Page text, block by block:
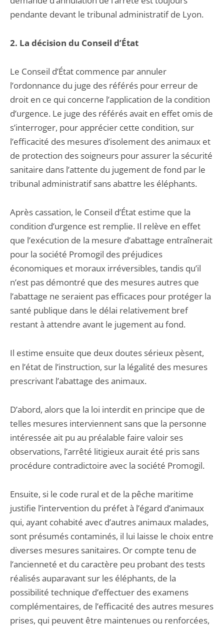
pendante devant le tribunal administratif de Lyon.
2. La décision du Conseil d’État
Le Conseil d’État commence par annuler
l’ordonnance du juge des référés pour erreur de
droit en ce qui concerne l’application de la condition
d’urgence. Le juge des référés avait en effet omis de
s’interroger, pour apprécier cette condition, sur
l’efficacité des mesures d’isolement des animaux et
de protection des soigneurs pour assurer la sécurité
sanitaire dans l’attente du jugement de fond par le
tribunal administratif sans abattre les éléphants.
Après cassation, le Conseil d’État estime que la
condition d’urgence est remplie. Il relève en effet
que l’exécution de la mesure d’abattage entraînerait
pour la société Promogil des préjudices
économiques et moraux irréversibles, tandis qu’il
n’est pas démontré que des mesures autres que
l’abattage ne seraient pas efficaces pour protéger la
santé publique dans le délai relativement bref
restant à attendre avant le jugement au fond.
Il estime ensuite que deux doutes sérieux pèsent,
en l’état de l’instruction, sur la légalité des mesures
prescrivant l’abattage des animaux.
D’abord, alors que la loi interdit en principe que de
telles mesures interviennent sans que la personne
intéressée ait pu au préalable faire valoir ses
observations, l’arrêté litigieux aurait été pris sans
procédure contradictoire avec la société Promogil.
Ensuite, si le code rural et de la pêche maritime
justifie l’intervention du préfet à l’égard d’animaux
qui, ayant cohabité avec d’autres animaux malades,
sont présumés contaminés, il lui laisse le choix entre
diverses mesures sanitaires. Or compte tenu de
l’ancienneté et du caractère peu probant des tests
réalisés auparavant sur les éléphants, de la
possibilité technique d’effectuer des examens
complémentaires, de l’efficacité des autres mesures
prises, qui peuvent être maintenues ou renforcées,